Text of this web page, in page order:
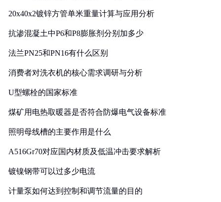
20x40x2镀锌方管单米重量计算与应用分析
抗渗混凝土中P6和P8膨胀剂分别加多少
法兰PN25和PN16有什么区别
消费者对洗衣机的核心需求调研与分析
U型螺栓的国家标准
煤矿用电热取暖器是否符合防爆电气设备标准
照明母线槽的主要作用是什么
A516Gr70对应国内材质及低温冲击要求解析
镀镍钢带可以过多少电流
计量泵如何达到控制和调节流量的目的